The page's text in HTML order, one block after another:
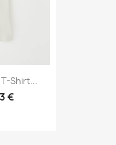
Shirt...
€